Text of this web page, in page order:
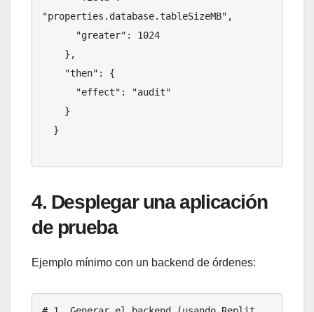
"properties.database.tableSizeMB",
4. Desplegar una aplicación
de prueba
Ejemplo mínimo con un backend de órdenes: